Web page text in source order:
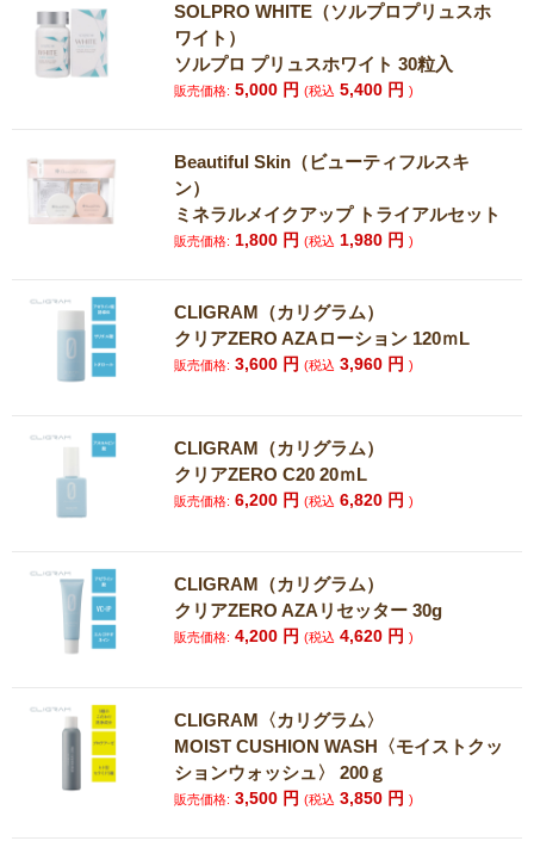
SOLPRO WHITE（ソルプロプリュスホ
ワイト）
ソルプロ プリュスホワイト 30粒入
販売価格: 5,000 円(税込 5,400 円)
Beautiful Skin（ビューティフルスキ
ン）
ミネラルメイクアップ トライアルセット
販売価格: 1,800 円(税込 1,980 円)
CLIGRAM（カリグラム）
クリアZERO AZAローション 120ｍL
販売価格: 3,600 円(税込 3,960 円)
CLIGRAM（カリグラム）
クリアZERO C20 20ｍL
販売価格: 6,200 円(税込 6,820 円)
CLIGRAM（カリグラム）
クリアZERO AZAリセッター 30g
販売価格: 4,200 円(税込 4,620 円)
CLIGRAM〈カリグラム〉
MOIST CUSHION WASH〈モイストクッ
ションウォッシュ〉 200ｇ
販売価格: 3,500 円(税込 3,850 円)